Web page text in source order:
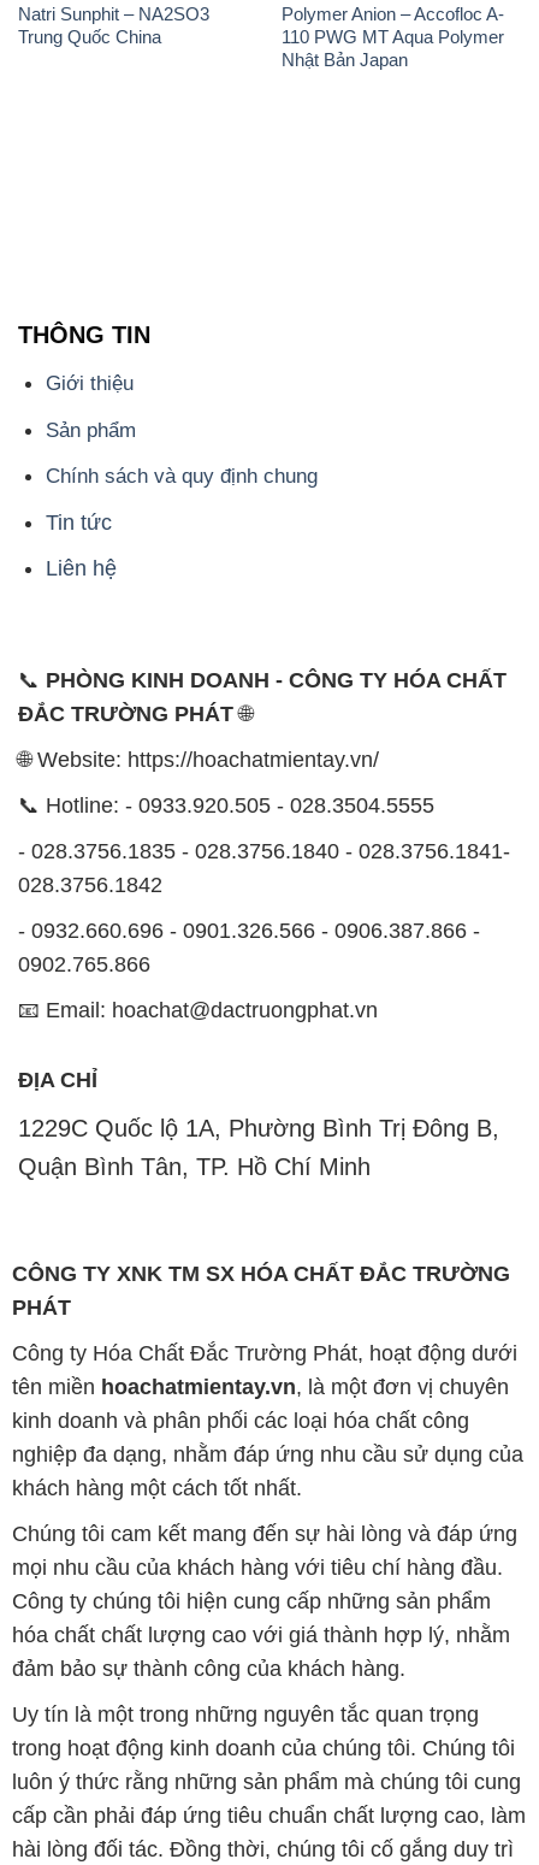
Natri Sunphit – NA2SO3
Trung Quốc China
Polymer Anion – Accofloc A-
110 PWG MT Aqua Polymer
Nhật Bản Japan
THÔNG TIN
Giới thiệu
Sản phẩm
Chính sách và quy định chung
Tin tức
Liên hệ
📞 PHÒNG KINH DOANH - CÔNG TY HÓA CHẤT
ĐẮC TRƯỜNG PHÁT🌐
🌐 Website: https://hoachatmientay.vn/
📞 Hotline: - 0933.920.505 - 028.3504.5555
- 028.3756.1835 - 028.3756.1840 - 028.3756.1841-
028.3756.1842
- 0932.660.696 - 0901.326.566 - 0906.387.866 -
0902.765.866
📧 Email: hoachat@dactruongphat.vn
ĐỊA CHỈ
1229C Quốc lộ 1A, Phường Bình Trị Đông B,
Quận Bình Tân, TP. Hồ Chí Minh
CÔNG TY XNK TM SX HÓA CHẤT ĐẮC TRƯỜNG
PHÁT
Công ty Hóa Chất Đắc Trường Phát, hoạt động dưới
tên miền hoachatmientay.vn, là một đơn vị chuyên
kinh doanh và phân phối các loại hóa chất công
nghiệp đa dạng, nhằm đáp ứng nhu cầu sử dụng của
khách hàng một cách tốt nhất.
Chúng tôi cam kết mang đến sự hài lòng và đáp ứng
mọi nhu cầu của khách hàng với tiêu chí hàng đầu.
Công ty chúng tôi hiện cung cấp những sản phẩm
hóa chất chất lượng cao với giá thành hợp lý, nhằm
đảm bảo sự thành công của khách hàng.
Uy tín là một trong những nguyên tắc quan trọng
trong hoạt động kinh doanh của chúng tôi. Chúng tôi
luôn ý thức rằng những sản phẩm mà chúng tôi cung
cấp cần phải đáp ứng tiêu chuẩn chất lượng cao, làm
hài lòng đối tác. Đồng thời, chúng tôi cố gắng duy trì